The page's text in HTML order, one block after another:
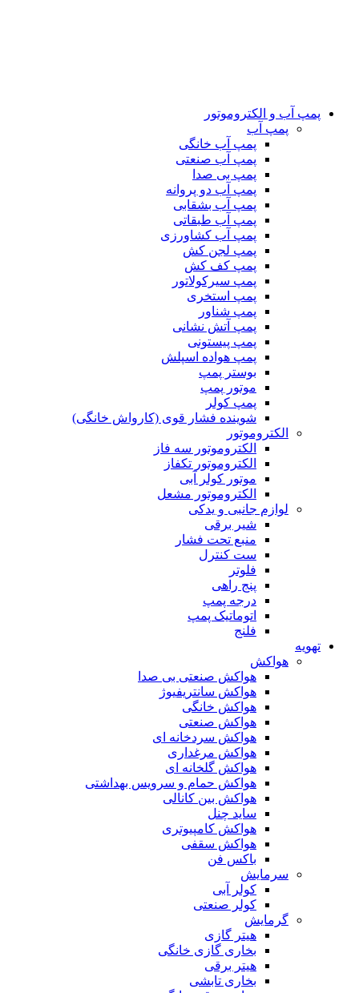
پمپ آب و الکتروموتور
پمپ آب
پمپ آب خانگی
پمپ آب صنعتی
پمپ بی صدا
پمپ آب دو پروانه
پمپ آب بشقابی
پمپ آب طبقاتی
پمپ آب کشاورزی
پمپ لجن کش
پمپ کف کش
پمپ سیرکولاتور
پمپ استخری
پمپ شناور
پمپ آتش نشانی
پمپ پیستونی
پمپ هواده اسپلش
بوستر پمپ
موتور پمپ
پمپ کولر
شوینده فشار قوی (کارواش خانگی)
الکتروموتور
الکتروموتور سه فاز
الکتروموتور تکفاز
موتور کولر آبی
الکتروموتور مشعل
لوازم جانبی و یدکی
شیر برقی
منبع تحت فشار
ست کنترل
فلوتر
پنج راهی
درجه پمپ
اتوماتیک پمپ
فلنج
تهویه
هواکش
هواکش صنعتی بی صدا
هواکش سانتریفیوژ
هواکش خانگی
هواکش صنعتی
هواکش سردخانه ای
هواکش مرغداری
هواکش گلخانه ای
هواکش حمام و سرویس بهداشتی
هواکش بین کانالی
ساید چنل
هواکش کامپیوتری
هواکش سقفی
باکس فن
سرمایش
کولر آبی
کولر صنعتی
گرمایش
هیتر گازی
بخاری گازی خانگی
هیتر برقی
بخاری تابشی